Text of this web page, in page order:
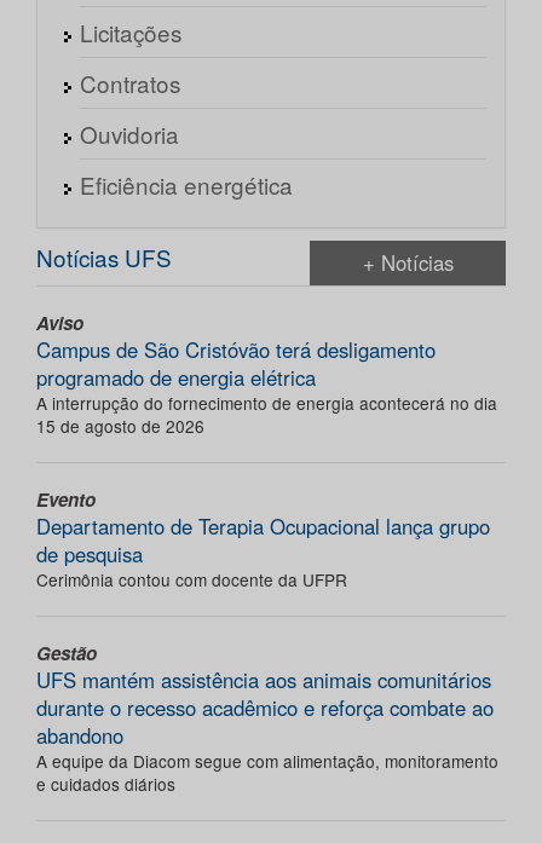
Licitações
Contratos
Ouvidoria
Eficiência energética
Notícias UFS + Notícias
Aviso
Campus de São Cristóvão terá desligamento
programado de energia elétrica
A interrupção do fornecimento de energia acontecerá no dia
15 de agosto de 2026
Evento
Departamento de Terapia Ocupacional lança grupo
de pesquisa
Cerimônia contou com docente da UFPR
Gestão
UFS mantém assistência aos animais comunitários
durante o recesso acadêmico e reforça combate ao
abandono
A equipe da Diacom segue com alimentação, monitoramento
e cuidados diários